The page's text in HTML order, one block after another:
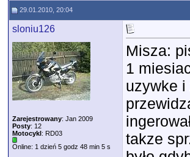
29.01.2010, 20:04
sloniu126
Zarejestrowany: Jan 2009
Posty: 12
Motocykl: RD03
Online: 1 dzień 5 godz 48 min 5 s
Misza:
1
uzywke
takze